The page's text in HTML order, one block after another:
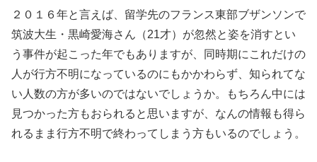
２０１６年と言えば、留学先のフランス東部ブザンソンで
筑波大生・黒崎愛海さん（21才）が忽然と姿を消すとい
う事件が起こった年でもありますが、同時期にこれだけの
人が行方不明になっているのにもかかわらず、知られてな
い人数の方が多いのではないでしょうか。もちろん中には
見つかった方もおられると思いますが、なんの情報も得ら
れるまま行方不明で終わってしまう方もいるのでしょう。